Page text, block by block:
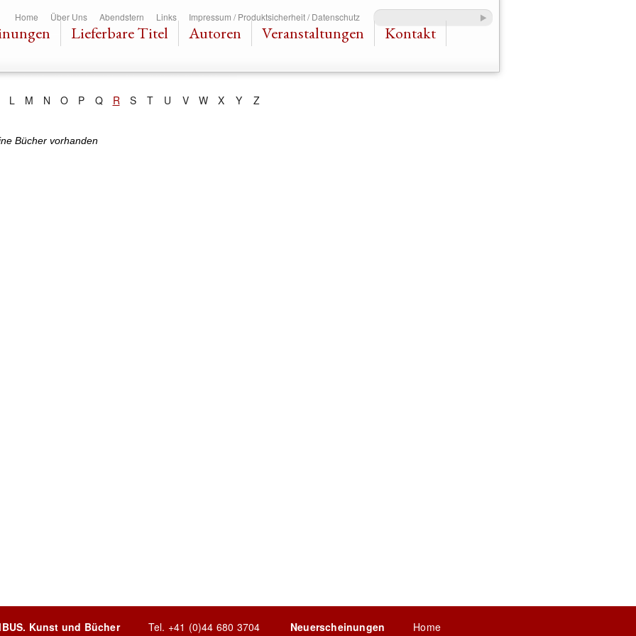
zum
Inhalt
Home Über Uns Abendstern Links Impressum / Produktsicherheit / Datenschutz
Lieferbare Titel Autoren Veranstaltungen Kontakt
L M N O P Q R S T U V W X Y Z
Bücher vorhanden
Kunst und Bücher
Tel. +41 (0)44 680 3704
Neuerscheinungen
Home